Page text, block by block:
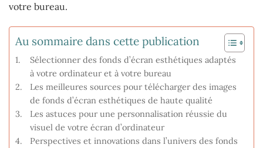
votre bureau.
Au sommaire dans cette publication
Sélectionner des fonds d’écran esthétiques adaptés
à votre ordinateur et à votre bureau
Les meilleures sources pour télécharger des images
de fonds d’écran esthétiques de haute qualité
Les astuces pour une personnalisation réussie du
visuel de votre écran d’ordinateur
Perspectives et innovations dans l’univers des fonds